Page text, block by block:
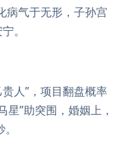
病气于无形，子孙宫
。
人”，项目翻盘概率
”助突围，婚姻上，